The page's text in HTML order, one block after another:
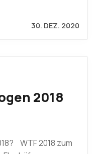
30. DEZ. 2020
2018
WTF 2018 zum